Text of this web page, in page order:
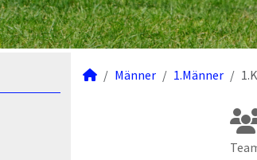
Männer 1.Männer